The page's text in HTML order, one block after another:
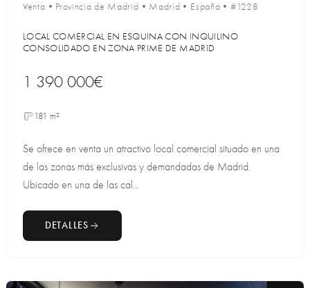
Venta • Provincia de Madrid • Madrid • España •#1228
LOCAL COMERCIAL EN ESQUINA CON INQUILINO
CONSOLIDADO EN ZONA PRIME DE MADRID
1 390 000€
181 m²
Se ofrece en venta un atractivo local comercial situado en una
de las zonas más exclusivas y demandadas de Madrid.
Ubicado en una de las cal...
DETALLES